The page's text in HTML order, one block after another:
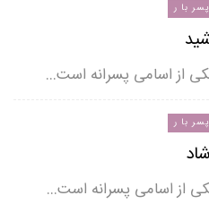
با ر
از اسامی پسرانه است…
با ر
از اسامی پسرانه است…